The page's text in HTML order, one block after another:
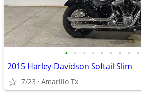
• • • • • • • • •
2015 Harley-Davidson Softail Slim
7/23 Amarillo Tx